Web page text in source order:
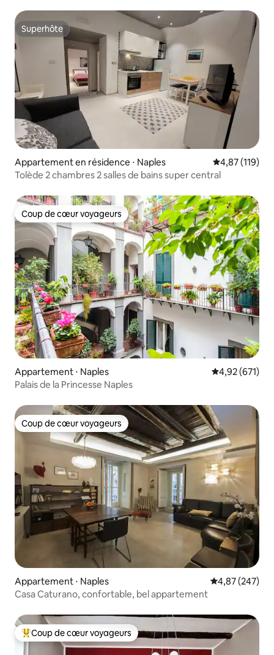
Superhôte
Superhôte
Appartement en résidence ⋅ Naples Évaluation
4,87 (119)
Tolède 2 chambres 2 salles de bains super central
Coup de cœur voyageurs
Coup de cœur voyageurs
Appartement ⋅ Naples Évaluation
4,92 (671)
Palais de la Princesse Naples
Coup de cœur voyageurs
Coup de cœur voyageurs
Appartement ⋅ Naples Évaluation
4,87 (247)
Casa Caturano, confortable, bel appartement
Coups de cœur voyageurs les plus appréciés
Coup de cœur voyageurs